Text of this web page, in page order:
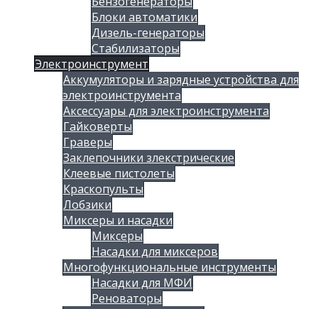
Блоки автоматики
Дизель-генераторы
Стабилизаторы
Электроинструмент
Аккумуляторы и зарядные устройства для
электроинструмента
Аксессуары для электроинструмента
Гайковерты
Граверы
Заклепочники злекстрические
Клеевые пистолеты
Краскопульты
Лобзики
Миксеры и насадки
Миксеры
Насадки для миксеров
Многофункциональные инструменты
Насадки для МФИ
Реноваторы